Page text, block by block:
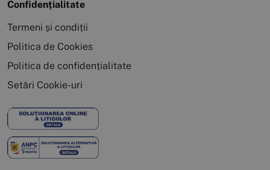
Confidențialitate
Termeni și condiții
Politica de Cookies
Politica de confidențialitate
Setări Cookie-uri